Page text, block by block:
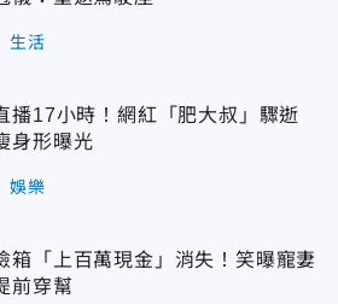
生活
播17小時！網紅「肥大叔」驟逝
身形曝光
娛樂
箱「上百萬現金」消失！笑曝寵妻
前穿幫